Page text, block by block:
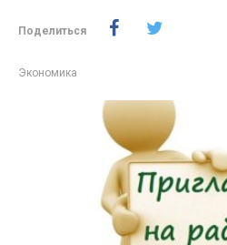
Поделиться
Экономика